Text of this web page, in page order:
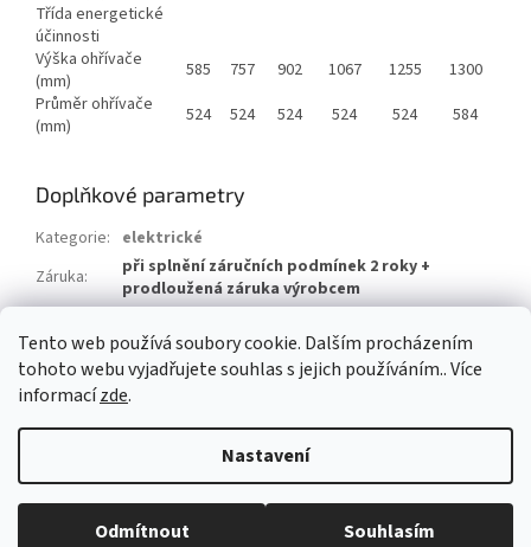
Tento web používá soubory cookie. Dalším procházením
tohoto webu vyjadřujete souhlas s jejich používáním.. Více
informacízde.
Nastavení
Odmítnout Souhlasím
Třída energetické
účinnosti
Výška ohřívače
(mm)
585 757 902 1067 1255
1300
Průměr ohřívače
(mm)
524 524 524 524 524 584
Doplňkové parametry
Kategorie: elektrické
Záruka:
při splnění záručních podmínek 2 roky +
prodloužená záruka výrobcem
EAN: 8595590810471
Vytvořil Shoptet
Copyright 2026Obchod pro dům s.r.o. . Všechna práva vyhrazena.